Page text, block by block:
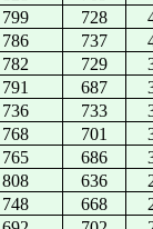
799 728
786 737
782 729
791 687
736 733
768 701
765 686
808 636
748 668